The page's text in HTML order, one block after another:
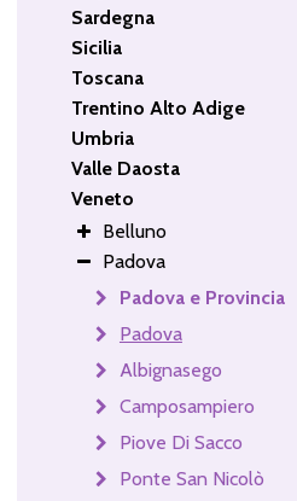
Sardegna
Sicilia
Toscana
Trentino Alto Adige
Umbria
Valle Daosta
Veneto
Belluno
Padova
Padova e Provincia
Padova
Albignasego
Camposampiero
Piove Di Sacco
Ponte San Nicolò